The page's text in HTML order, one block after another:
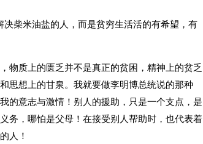
柴米油盐的人，而是贫穷生活活的有希望，有
质上的匮乏并不是真正的贫困，精神上的贫乏
思想上的甘泉。我就要做李明博总统说的那种
的意志与激情！别人的援助，只是一个支点，是
务，哪怕是父母！在接受别人帮助时，也代表着
人！